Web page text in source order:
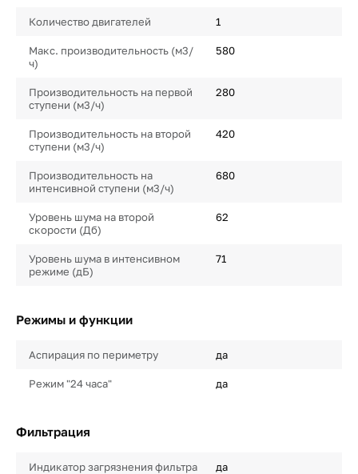
Количество двигателей 1
Макс. производительность (м3/
ч)
580
Производительность на первой
ступени (м3/ч)
280
Производительность на второй
ступени (м3/ч)
420
Производительность на
интенсивной ступени (м3/ч)
680
Уровень шума на второй
скорости (Дб)
62
Уровень шума в интенсивном
режиме (дБ)
71
Режимы и функции
Аспирация по периметру да
Режим "24 часа" да
Фильтрация
Индикатор загрязнения фильтра да